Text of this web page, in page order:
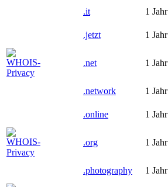
.it 1 Jahr
.jetzt
1 Jahr
.net 1 Jahr
.network 1 Jahr
.online
1 Jahr
.org 1 Jahr
.photography 1 Jahr